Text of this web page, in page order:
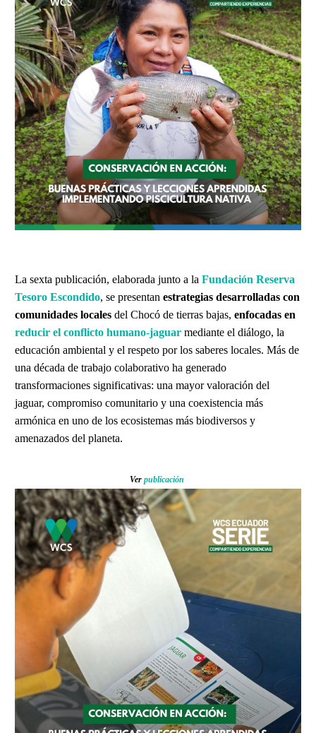
La sexta publicación, elaborada junto a la Fundación Reserva
Tesoro Escondido, se presentan estrategias desarrolladas con
comunidades locales del Chocó de tierras bajas, enfocadas en
reducir el conflicto humano-jaguar mediante el diálogo, la
educación ambiental y el respeto por los saberes locales. Más de
una década de trabajo colaborativo ha generado
transformaciones significativas: una mayor valoración del
jaguar, compromiso comunitario y una coexistencia más
armónica en uno de los ecosistemas más biodiversos y
amenazados del planeta.
Ver publicación